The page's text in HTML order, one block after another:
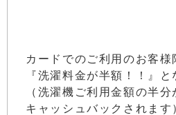
カードでのご利用のお客様
『洗濯料金が半額！！』と
（洗濯機ご利用金額の半
キャッシュバックされます